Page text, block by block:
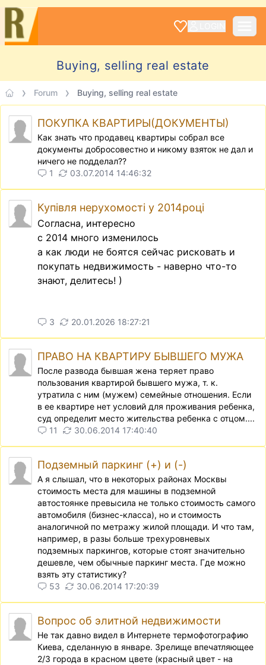
Buying, selling real estate
Forum Buying, selling real estate
ПОКУПКА КВАРТИРЫ(ДОКУМЕНТЫ)
Как знать что продавец квартиры собрал все
документы добросовестно и никому взяток не дал и
ничего не подделал??
1
03.07.2014 14:46:32
Купівля нерухомості у 2014році
Согласна, интересно
с 2014 много изменилось
а как люди не боятся сейчас рисковать и
покупать недвижимость - наверно что-то
знают, делитесь! )
3 20.01.2026 18:27:21
ПРАВО НА КВАРТИРУ БЫВШЕГО МУЖА
После развода бывшая жена теряет право
пользования квартирой бывшего мужа, т. к.
утратила с ним (мужем) семейные отношения. Если
в ее квартире нет условий для проживания ребенка,
суд определит место жительства ребенка с отцом....
11
30.06.2014 17:40:40
Подземный паркинг (+) и (-)
А я слышал, что в некоторых районах Москвы
стоимость места для машины в подземной
автостоянке превысила не только стоимость самого
автомобиля (бизнес-класса), но и стоимость
аналогичной по метражу жилой площади. И что там,
например, в разы больше трехуровневых
подземных паркингов, которые стоят значительно
дешевле, чем обычные паркинг места. Где можно
взять эту статистику?
53
30.06.2014 17:20:39
Вопрос об элитной недвижимости
Не так давно видел в Интернете термофотографию
Киева, сделанную в январе. Зрелище впечатляющее
2/3 города в красном цвете (красный цвет - на